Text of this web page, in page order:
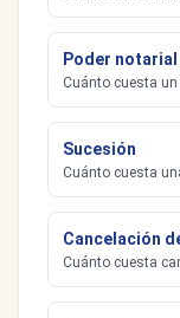
Poder notarial
Cuánto cuesta
Sucesión
Cuánto cuesta
Cancelación
Cuánto cuesta